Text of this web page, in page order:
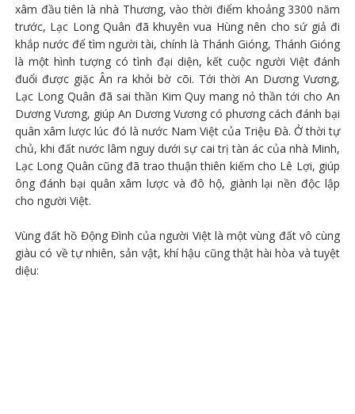
xâm đầu tiên là nhà Thương, vào thời điểm khoảng 3300 năm
trước, Lạc Long Quân đã khuyên vua Hùng nên cho sứ giả đi
khắp nước để tìm người tài, chính là Thánh Gióng, Thánh Gióng
là một hình tượng có tình đại diện, kết cuộc người Việt đánh
đuổi được giặc Ân ra khỏi bờ cõi. Tới thời An Dương Vương,
Lạc Long Quân đã sai thần Kim Quy mang nỏ thần tới cho An
Dương Vương, giúp An Dương Vương có phương cách đánh bại
quân xâm lược lúc đó là nước Nam Việt của Triệu Đà. Ở thời tự
chủ, khi đất nước lâm nguy dưới sự cai trị tàn ác của nhà Minh,
Lạc Long Quân cũng đã trao thuận thiên kiếm cho Lê Lợi, giúp
ông đánh bại quân xâm lược và đô hộ, giành lại nền độc lập
cho người Việt.
Vùng đất hồ Động Đình của người Việt là một vùng đất vô cùng
giàu có về tự nhiên, sản vật, khí hậu cũng thật hài hòa và tuyệt
diệu: